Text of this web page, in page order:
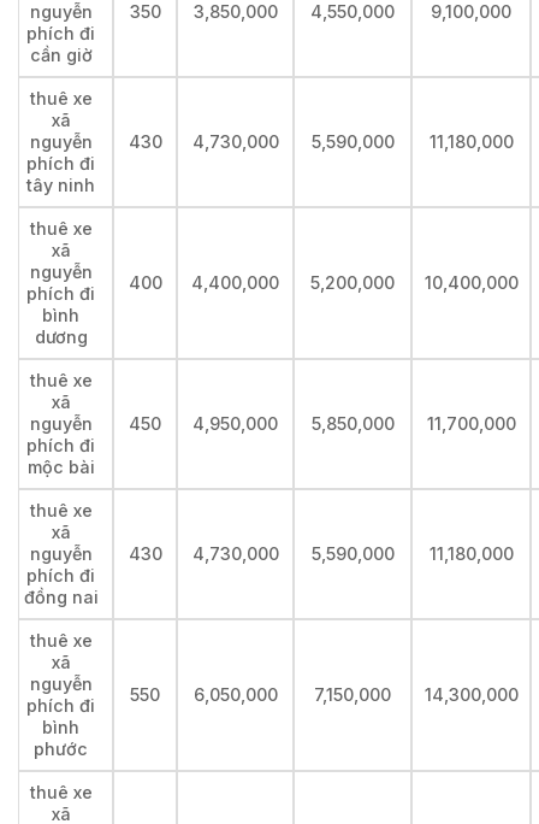
nguyễn
phích đi
cần giờ
350 3,850,000 4,550,000 9,100,000
thuê xe
xã
nguyễn
phích đi
tây ninh
430 4,730,000 5,590,000 11,180,000
thuê xe
xã
nguyễn
phích đi
bình
dương
400 4,400,000 5,200,000 10,400,000
thuê xe
xã
nguyễn
phích đi
mộc bài
450 4,950,000 5,850,000 11,700,000
thuê xe
xã
nguyễn
phích đi
đồng nai
430 4,730,000 5,590,000 11,180,000
thuê xe
xã
nguyễn
phích đi
bình
phước
550 6,050,000 7,150,000 14,300,000
thuê xe
xã